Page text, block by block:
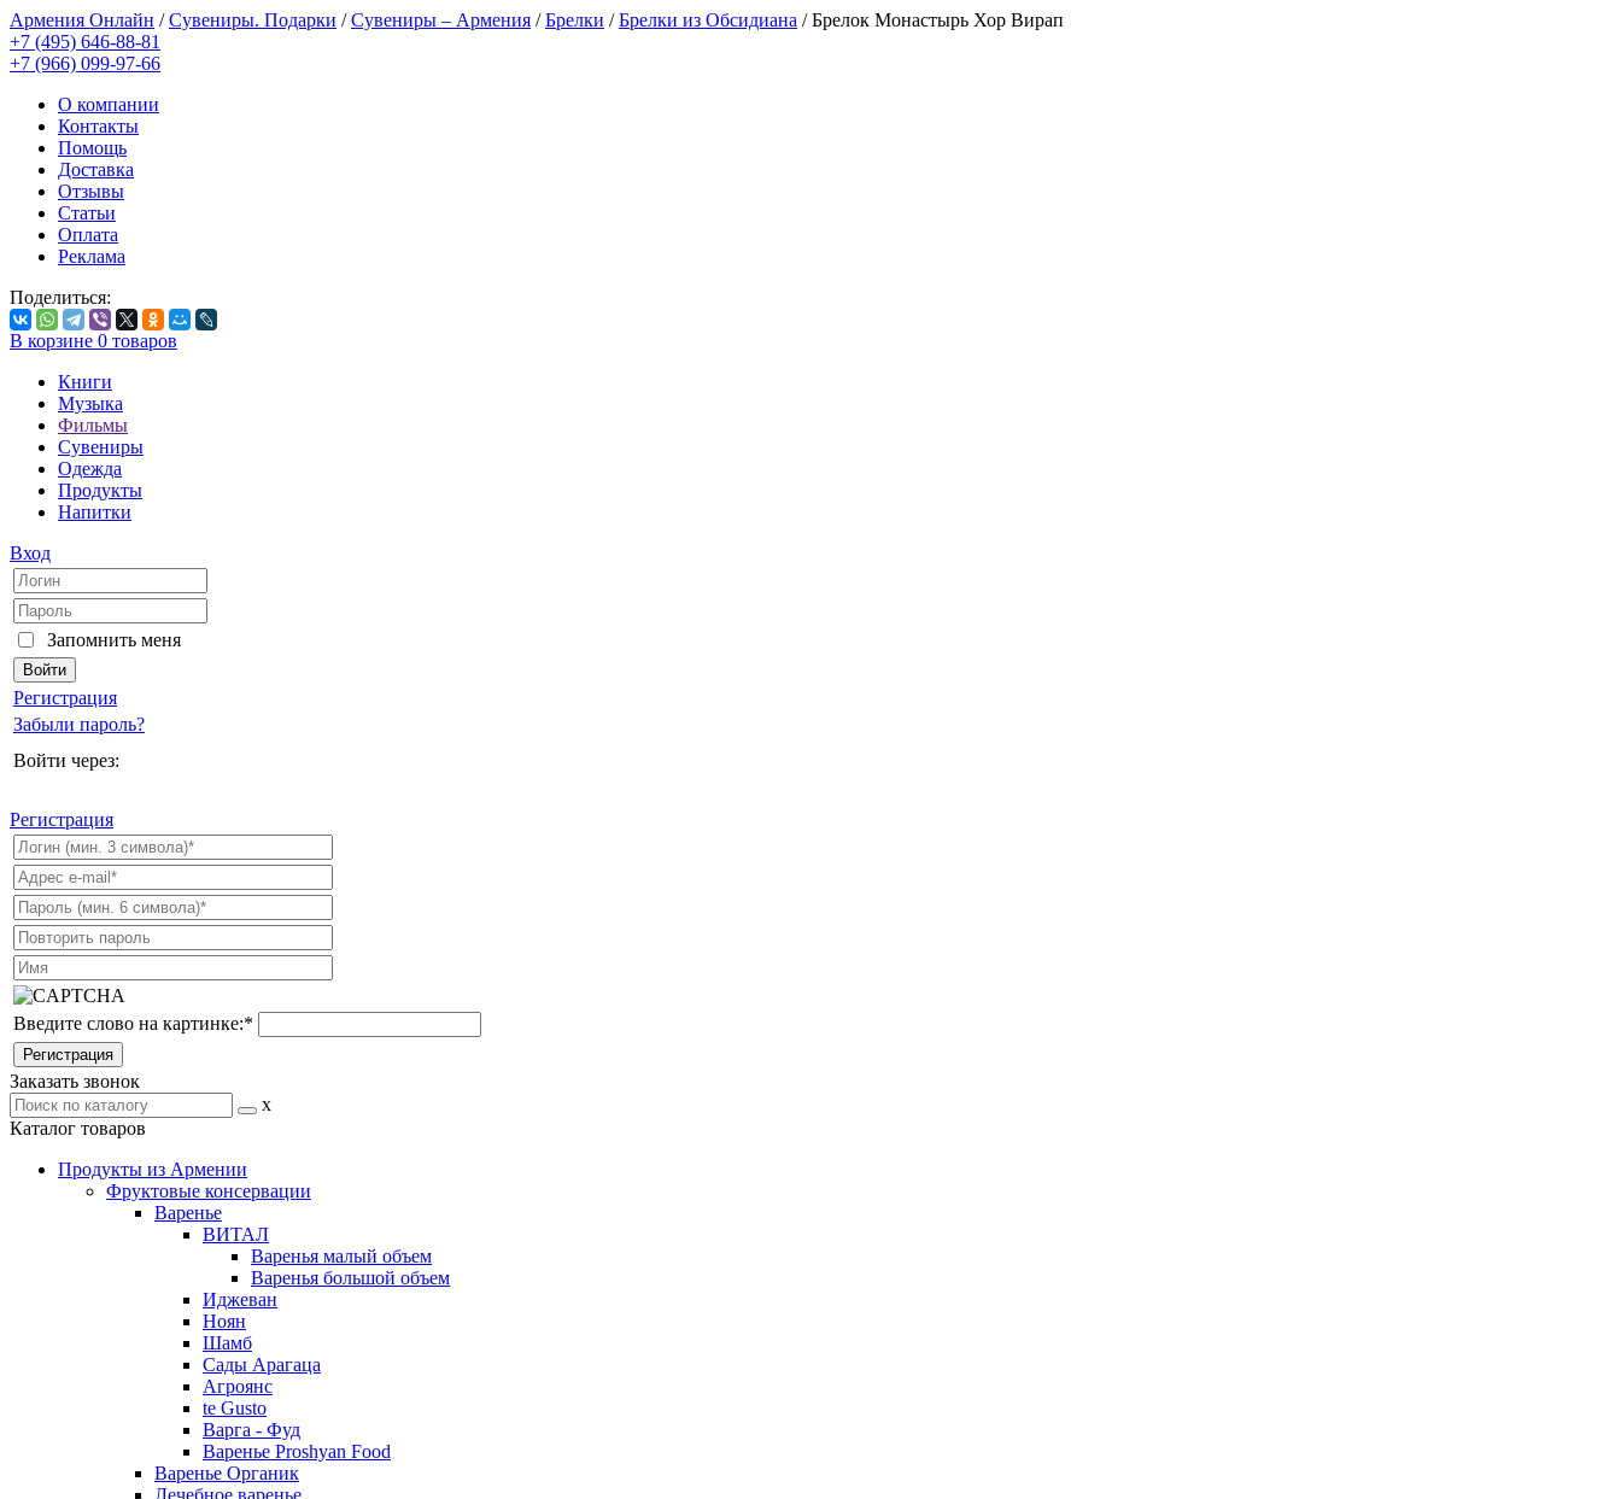
Армения Онлайн /Сувениры. Подарки /Сувениры – Армения /Брелки /Брелки из Обсидиана /Брелок Монастырь Хор Вирап
+7 (495) 646-88-81
+7 (966) 099-97-66
О компании
Контакты
Помощь
Доставка
Отзывы
Статьи
Оплата
Реклама
Поделиться:
В корзине 0 товаров
Книги
Музыка
Фильмы
Сувениры
Одежда
Продукты
Напитки
Вход
Запомнить меня
Регистрация
Забыли пароль?
Войти через:
Регистрация
Введите слово на картинке:*
Заказать звонок
x
Каталог товаров
Продукты из Армении
Фруктовые консервации
Варенье
ВИТАЛ
Варенья малый объем
Варенья большой объем
Иджеван
Ноян
Шамб
Сады Арагаца
Агроянс
te Gusto
Варга - Фуд
Варенье Proshyan Food
Варенье Органик
Лечебное варенье